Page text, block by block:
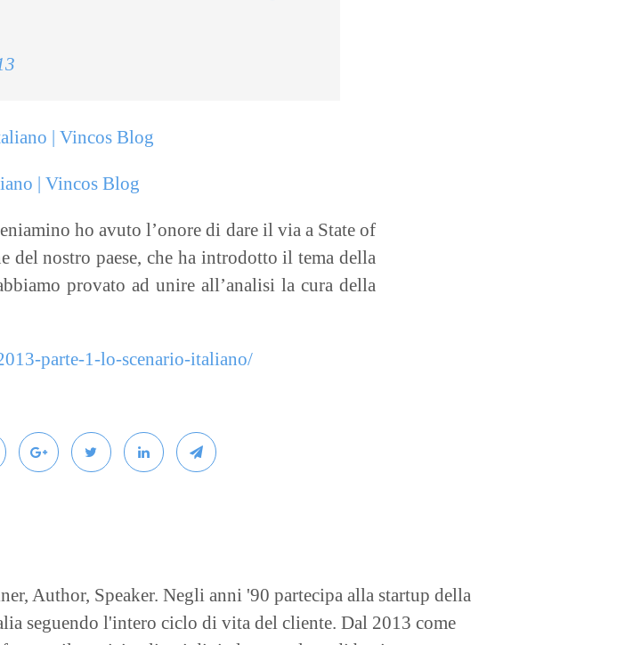
| Vincos Blog
ho avuto l’onore di dare il via a State of
del nostro paese, che ha introdotto il tema della
provato ad unire all’analisi la cura della
parte-1-lo-scenario-italiano/
Author, Speaker. Negli anni '90 partecipa alla startup della
seguendo l'intero ciclo di vita del cliente. Dal 2013 come